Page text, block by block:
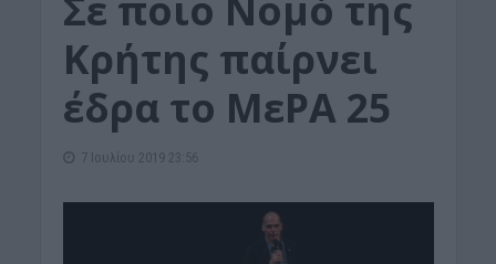
Σε ποιο Νομό της
Κρήτης παίρνει
έδρα το ΜεΡΑ 25
7 Ιουλίου 2019 23:56